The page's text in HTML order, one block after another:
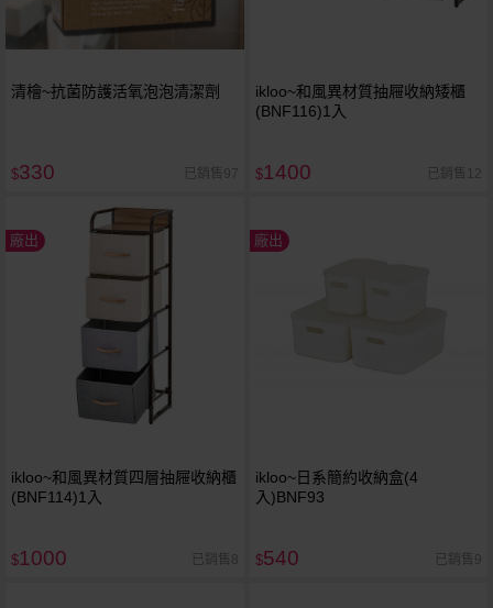
清檜~抗菌防護活氧泡泡清潔劑
$330 已銷售97
ikloo~和風異材質抽屜收納矮櫃
(BNF116)1入
$1400 已銷售12
廠出
ikloo~和風異材質四層抽屜收納櫃
(BNF114)1入
$1000 已銷售8
廠出
ikloo~日系簡約收納盒(4
入)BNF93
$540 已銷售9